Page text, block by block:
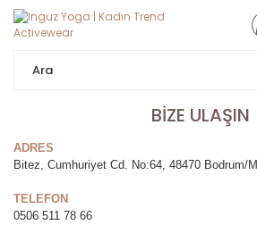
BİZE ULAŞIN
ADRES
Bitez, Cumhuriyet Cd. No:64, 48470 Bodrum/
TELEFON
0506 511 78 66